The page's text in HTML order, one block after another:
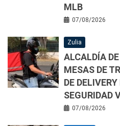
MLB
07/08/2026
Zulia
ALCALDÍA
MESAS DE
DE
SEGURIDAD
07/08/2026